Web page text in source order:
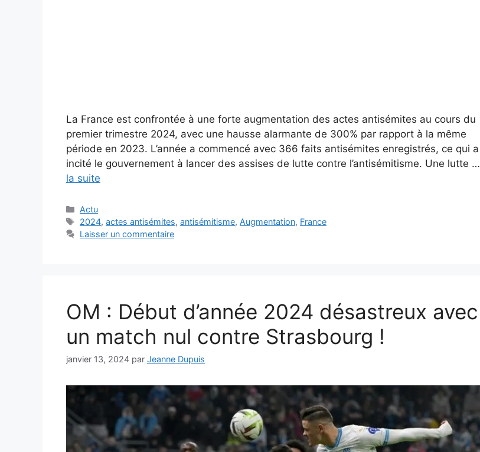
La France est confrontée à une forte augmentation des actes antisémites au cours du
premier trimestre 2024, avec une hausse alarmante de 300% par rapport à la même
période en 2023. L’année a commencé avec 366 faits antisémites enregistrés, ce qui a
incité le gouvernement à lancer des assises de lutte contre l’antisémitisme. Une lutte …
la suite
Catégories
Actu
Étiquettes
2024,actes antisémites,antisémitisme, Augmentation, France
Laisser un commentaire
OM : Début d’année 2024 désastreux avec
un match nul contre Strasbourg !
janvier 13, 2024 par Jeanne Dupuis